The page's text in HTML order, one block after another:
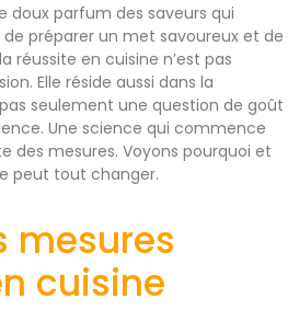
doux parfum des saveurs qui
de préparer un met savoureux et de
réussite en cuisine n’est pas
Elle réside aussi dans la
seulement une question de goût
Une science qui commence
des mesures. Voyons pourquoi et
peut tout changer.
mesures
cuisine